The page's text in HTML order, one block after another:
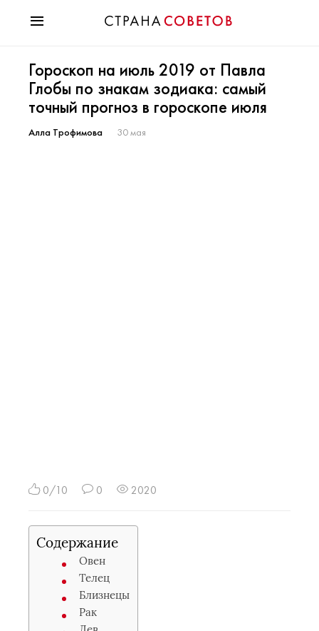
Мода
Звезды
Гороскопы
Здоровье
Гороскоп на июль 2019 от Павла
Глобы по знакам зодиака: самый
точный прогноз в гороскопе июля
Алла Трофимова 30 мая
0/10 0 2020
Содержание
Овен
Телец
Близнецы
Рак